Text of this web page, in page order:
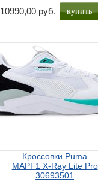
10990,00 руб. купить
Кроссовки Puma
MAPF1 X-Ray Lite Pro
30693501